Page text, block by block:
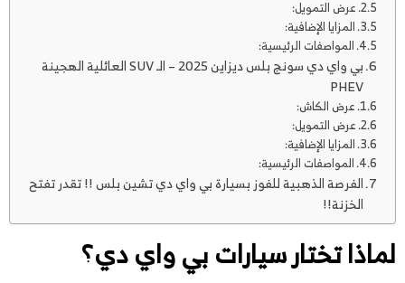
عرض التمويل:
المزايا الإضافية:
المواصفات الرئيسية:
بي واي دي سونج بلس ديزاين 2025 – الـ SUV العائلية الهجينة
PHEV
عرض الكاش:
عرض التمويل:
المزايا الإضافية:
المواصفات الرئيسية:
الفرصة الذهبية للفوز بسيارة بي واي دي تشين بلس !! تقدر تفتح
الخزنة!!
لماذا تختار سيارات بي واي دي؟